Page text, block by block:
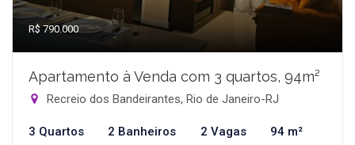
R$ 790.000
Apartamento à Venda com 3 quartos, 94m²
Recreio dos Bandeirantes, Rio de Janeiro-RJ
3 Quartos 2 Banheiros 2 Vagas 94 m²